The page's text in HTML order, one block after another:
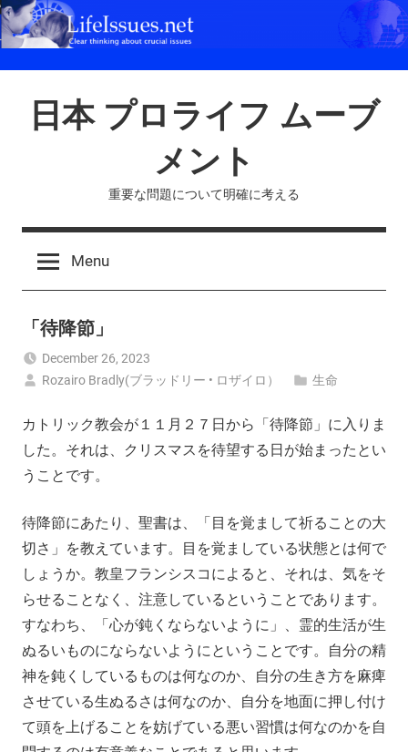
Skip
to
日本 プロライフ ムーブ
メント
重要な問題について明確に考える
Menu
「待降節」
December 26, 2023
Rozairo Bradly(ブラッドリー • ロザイロ）
生命
カトリック教会が１１月２７日から「待降節」に入りま
した。それは、クリスマスを待望する日が始まったとい
うことです。
待降節にあたり、聖書は、「目を覚まして祈ることの大
切さ」を教えています。目を覚ましている状態とは何で
しょうか。教皇フランシスコによると、それは、気をそ
らせることなく、注意しているということであります。
すなわち、「心が鈍くならないように」、霊的生活が生
ぬるいものにならないようにということです。自分の精
神を鈍くしているものは何なのか、自分の生き方を麻痺
させている生ぬるさは何なのか、自分を地面に押し付け
て頭を上げることを妨げている悪い習慣は何なのかを自